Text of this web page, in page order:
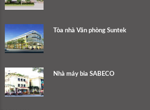
Tòa nhà Văn phòng Suntek
Nhà máy bia SABECO